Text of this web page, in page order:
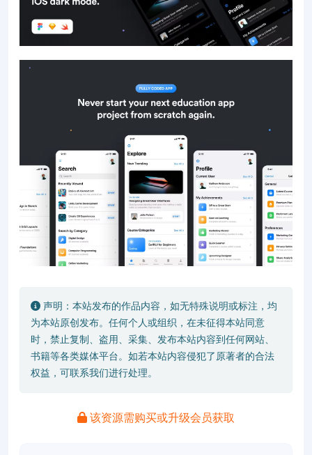
声明：本站发布的作品内容，如无特殊说明或标注，均
为本站原创发布。任何个人或组织，在未征得本站同意
时，禁止复制、盗用、采集、发布本站内容到任何网站、
书籍等各类媒体平台。如若本站内容侵犯了原著者的合法
权益，可联系我们进行处理。
该资源需购买或升级会员获取